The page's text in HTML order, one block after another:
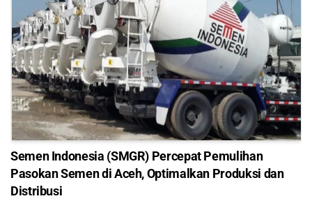
Semen Indonesia (SMGR) Percepat Pemulihan
Pasokan Semen di Aceh, Optimalkan Produksi dan
Distribusi